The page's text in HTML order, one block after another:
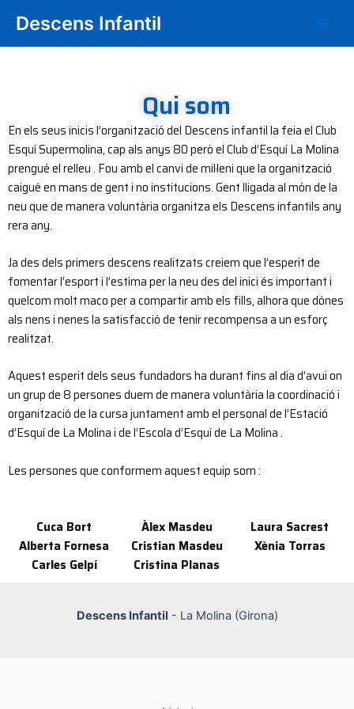
contingut
Descens Infantil
Qui som
En els seus inicis l’organització del Descens infantil la feia el Club
Esquí Supermolina, cap als anys 80 però el Club d’Esquí La Molina
prengué el relleu . Fou amb el canvi de mil·leni que la organització
caigué en mans de gent i no institucions. Gent lligada al món de la
neu que de manera voluntària organitza els Descens infantils any
rera any.
Ja des dels primers descens realitzats creiem que l’esperit de
fomentar l’esport i l’estima per la neu des del inici és important i
quelcom molt maco per a compartir amb els fills, alhora que dónes
als nens i nenes la satisfacció de tenir recompensa a un esforç
realitzat.
Aquest esperit dels seus fundadors ha durant fins al dia d’avui on
un grup de 8 persones duem de manera voluntària la coordinació i
organització de la cursa juntament amb el personal de l’Estació
d’Esquí de La Molina i de l’Escola d’Esquí de La Molina .
Les persones que conformem aquest equip som :
Cuca Bort
Alberta Fornesa
Carles Gelpí
Àlex Masdeu
Cristian Masdeu
Cristina Planas
Laura Sacrest
Xènia Torras
Descens Infantil - La Molina (Girona)